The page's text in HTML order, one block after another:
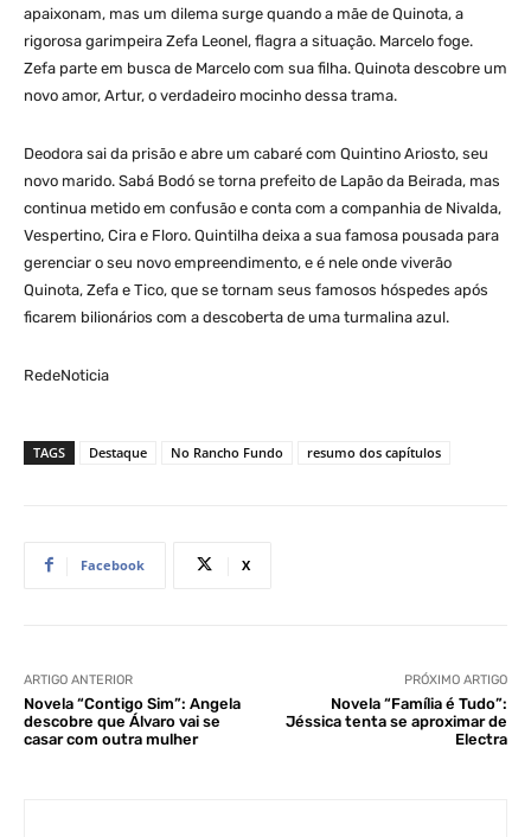
apaixonam, mas um dilema surge quando a mãe de Quinota, a
rigorosa garimpeira Zefa Leonel, flagra a situação. Marcelo foge.
Zefa parte em busca de Marcelo com sua filha. Quinota descobre um
novo amor, Artur, o verdadeiro mocinho dessa trama.
Deodora sai da prisão e abre um cabaré com Quintino Ariosto, seu
novo marido. Sabá Bodó se torna prefeito de Lapão da Beirada, mas
continua metido em confusão e conta com a companhia de Nivalda,
Vespertino, Cira e Floro. Quintilha deixa a sua famosa pousada para
gerenciar o seu novo empreendimento, e é nele onde viverão
Quinota, Zefa e Tico, que se tornam seus famosos hóspedes após
ficarem bilionários com a descoberta de uma turmalina azul.
RedeNoticia
TAGS Destaque No Rancho Fundo resumo dos capítulos
Facebook X
ARTIGO ANTERIOR
Novela “Contigo Sim”: Angela
descobre que Álvaro vai se
casar com outra mulher
PRÓXIMO ARTIGO
Novela “Família é Tudo”:
Jéssica tenta se aproximar de
Electra